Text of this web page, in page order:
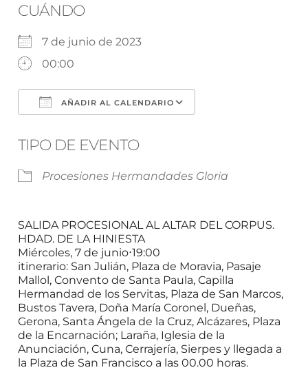
CUÁNDO
7 de junio de 2023
00:00
AÑADIR AL CALENDARIO
TIPO DE EVENTO
Procesiones Hermandades Gloria
SALIDA PROCESIONAL AL ALTAR DEL CORPUS.
HDAD. DE LA HINIESTA
Miércoles, 7 de junio⋅19:00
itinerario: San Julián, Plaza de Moravia, Pasaje
Mallol, Convento de Santa Paula, Capilla
Hermandad de los Servitas, Plaza de San Marcos,
Bustos Tavera, Doña María Coronel, Dueñas,
Gerona, Santa Ángela de la Cruz, Alcázares, Plaza
de la Encarnación; Laraña, Iglesia de la
Anunciación, Cuna, Cerrajería, Sierpes y llegada a
la Plaza de San Francisco a las 00.00 horas.